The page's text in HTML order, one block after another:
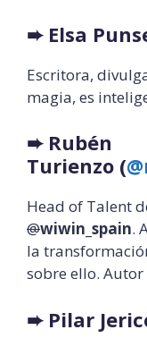
➨ Elsa
Escritora,
magia, es
➨ Rubén
Turienzo (
Head of Talent
@wiwin_spain.
la
sobre ello.
➨ Pilar